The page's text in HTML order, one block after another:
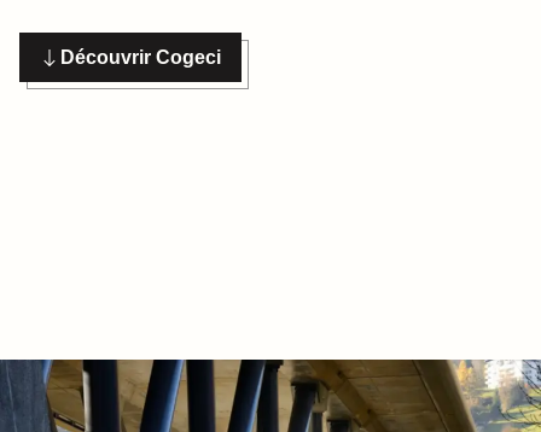
Découvrir Cogeci